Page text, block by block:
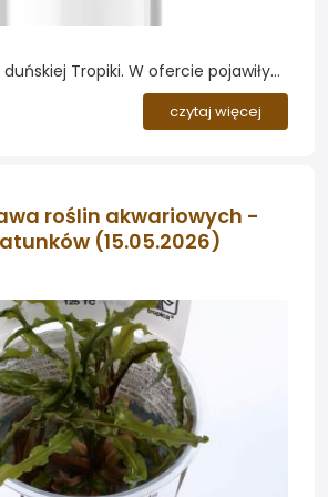
Tropiki. W ofercie pojawiły
od renomowanego
Carbon Nutrition - nawóz
i metale ciężkie. Oba produkty
w trzech wariantach
125 lub 150 ml, 300 ml oraz 750
czytaj więcej
roślin akwariowych -
(15.05.2026)